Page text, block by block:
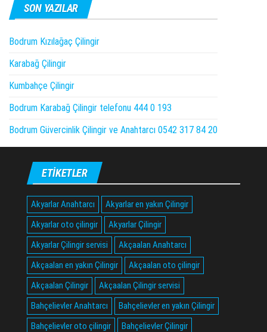
SON YAZILAR
Bodrum Kızılağaç Çilingir
Karabağ Çilingir
Kumbahçe Çilingir
Bodrum Karabağ Çilingir telefonu 444 0 193
Bodrum Güvercinlik Çilingir ve Anahtarcı 0542 317 84 20
ETIKETLER
Akyarlar Anahtarcı
Akyarlar en yakın Çilingir
Akyarlar oto çilingir
Akyarlar Çilingir
Akyarlar Çilingir servisi
Akçaalan Anahtarcı
Akçaalan en yakın Çilingir
Akçaalan oto çilingir
Akçaalan Çilingir
Akçaalan Çilingir servisi
Bahçelievler Anahtarcı
Bahçelievler en yakın Çilingir
Bahçelievler oto çilingir
Bahçelievler Çilingir